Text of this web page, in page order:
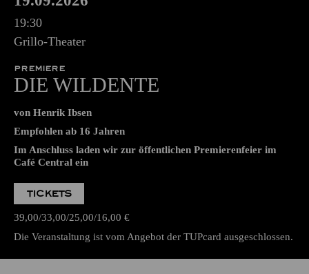
19:30
Grillo-Theater
PREMIERE
DIE WILDENTE
von Henrik Ibsen
Empfohlen ab 16 Jahren
Im Anschluss laden wir zur öffentlichen Premierenfeier im
Café Central ein
TICKETS
39,00 33,00 25,00 16,00 €
Die Veranstaltung ist vom Angebot der TUPcard ausgeschlossen.